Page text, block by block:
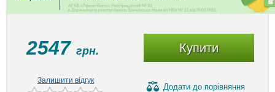
2547 грн. Купити
Залишити відгук
Додати до порівняння